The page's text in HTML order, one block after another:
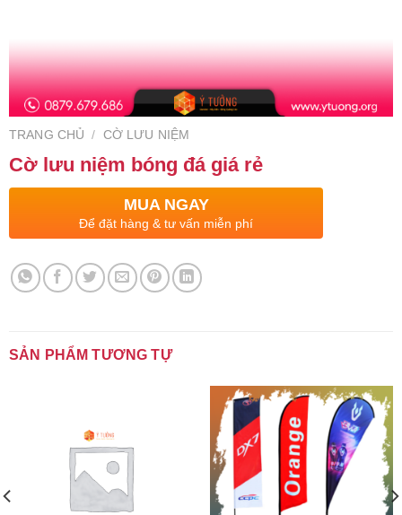
TRANG CHỦ / CỜ LƯU NIỆM
Cờ lưu niệm bóng đá giá rẻ
MUA NGAY
Để đặt hàng & tư vấn miễn phí
SẢN PHẨM TƯƠNG TỰ